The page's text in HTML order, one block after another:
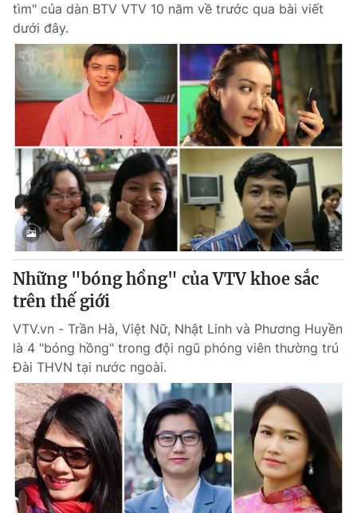
tìm" của dàn BTV VTV 10 năm về trước qua bài viết
dưới đây.
Những "bóng hồng" của VTV khoe sắc
trên thế giới
VTV.vn - Trần Hà, Việt Nữ, Nhật Linh và Phương Huyền
là 4 "bóng hồng" trong đội ngũ phóng viên thường trú
Đài THVN tại nước ngoài.